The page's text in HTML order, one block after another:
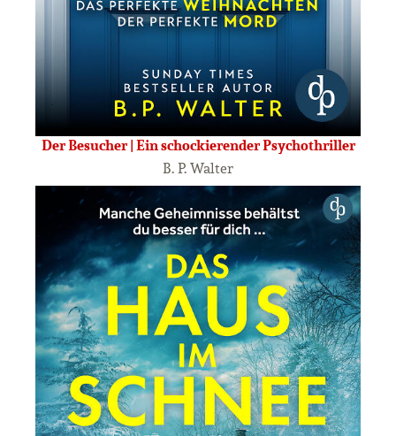
Der Besucher | Ein schockierender Psychothriller
B. P. Walter